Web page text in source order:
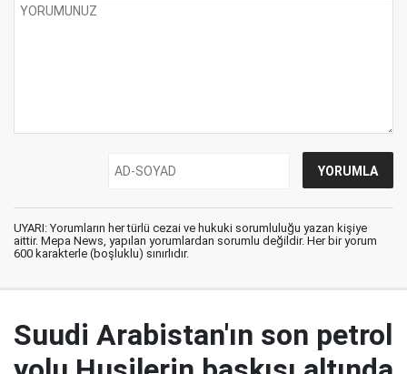
UYARI: Yorumların her türlü cezai ve hukuki sorumluluğu yazan kişiye
aittir. Mepa News, yapılan yorumlardan sorumlu değildir. Her bir yorum
600 karakterle (boşluklu) sınırlıdır.
Suudi Arabistan'ın son petrol